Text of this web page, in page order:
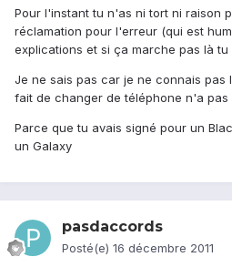
Pour l'instant tu n'as ni tort ni raison
réclamation pour l'erreur (qui est
explications et si ça marche pas là tu
Je ne sais pas car je ne connais pas
fait de changer de téléphone n'a
Parce que tu avais signé pour un
un Galaxy
pasdaccords
Posté(e) 16 décembre 2011